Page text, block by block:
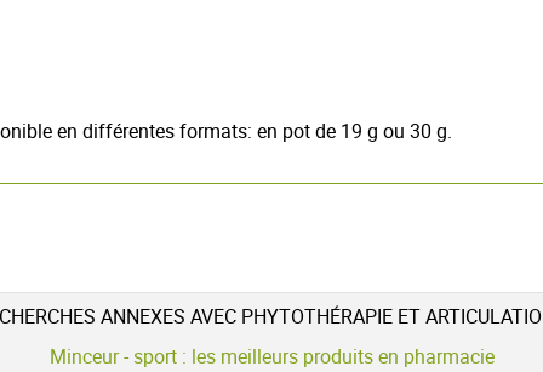
en différentes formats: en pot de 19 g ou 30 g.
ANNEXES AVEC PHYTOTHÉRAPIE ET
Minceur - sport : les meilleurs produits en pharmacie